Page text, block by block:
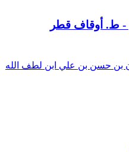
- ط. أوقاف قطر
حسن بن علي ابن لطف الله